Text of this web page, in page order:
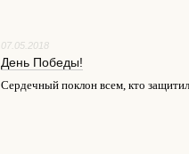
07.05.2018
День Победы!
Сердечный поклон всем, кто